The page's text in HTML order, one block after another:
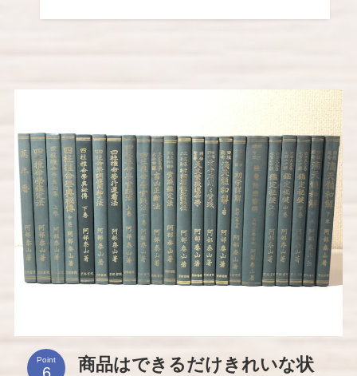
Point
商品はできるだけきれいな状